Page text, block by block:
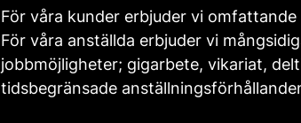
För våra kunder erbjuder vi omfattande
För våra anställda erbjuder vi
jobbmöjligheter; gigarbete, vikariat,
tidsbegränsade